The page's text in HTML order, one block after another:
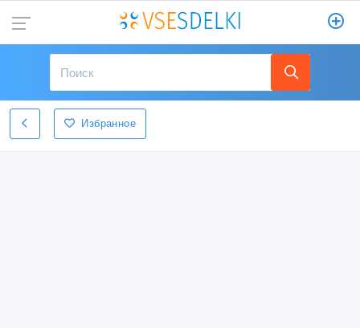
Избранное